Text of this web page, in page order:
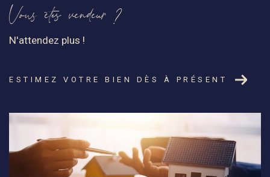
Vous êtes vendeur ?
N'attendez plus !
ESTIMEZ VOTRE BIEN DÈS À PRÉSENT